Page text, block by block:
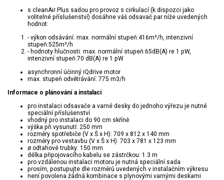
s cleanAir Plus sadou pro provoz s cirkulací (k dispozci jako
volitelné příslušenství) dosáhne váš odsavač par níže uvedených
hodnot:
- výkon odsávání: max. normální stupeň:416m³/h, intenzivní
stupeň:525m³/h
- hodnoty hlučnosti: max. normální stupeň:65dB(A) re 1 pW,
intenzivní stupeň:70 dB(A) re 1 pW
asynchronní účinný iQdrive motor
max. stupeň odvětrávání: 775 m3/h
Informace o plánování a instalaci
pro instalaci odsavače a varné desky do jednoho výřezu je nutné
speciální příslušenství
vhodný pro instalaci do 90 cm skříně
výška při vysunutí: 250 mm
rozměry spotřebiče (V x Š x H): 709 x 812 x 140 mm
rozměry pro vestavbu (V x Š x H): 703 x 781 x 123 mm
ø odtahové trubky: 150 mm
délka připojovacího kabelu se zástrčkou: 1.3 m
pro vzdálenou instalaci motoru je nutná speciální sada
prosím, postupujte dle rozměrů uvedených v instalačním výkresu
není povolena žádná kombinace s plynovými varnými deskami